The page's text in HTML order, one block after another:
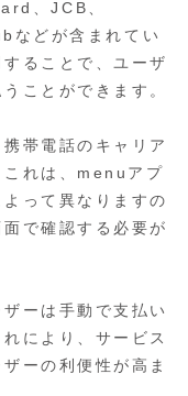
、JCB、
どが含まれてい
ることで、ユーザ
ことができます。
帯電話のキャリア
これは、menuアプ
って異なりますの
で確認する必要が
ーは手動で支払い
により、サービス
ーの利便性が高ま